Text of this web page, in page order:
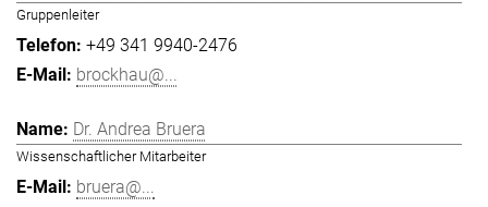
Gruppenleiter
+49 341 9940-2476
brockhau@...
Dr. Andrea Bruera
Wissenschaftlicher Mitarbeiter
bruera@...